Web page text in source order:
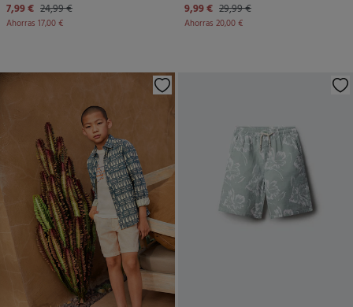
7,99 € 24,99 €
Ahorras 17,00 €
9,99 € 29,99 €
Ahorras 20,00 €